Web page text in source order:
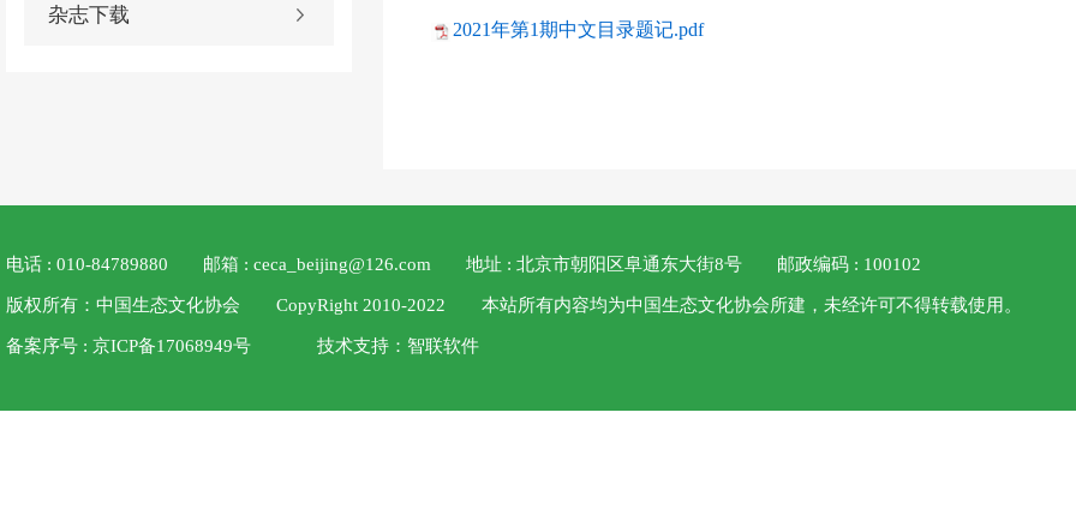
杂志下载
2021年第1期中文目录题记.pdf
电话 : 010-84789880 邮箱 : ceca_beijing@126.com 地址 : 北京市朝阳区阜通东大街8号 邮政编码 : 100102
版权所有：中国生态文化协会 CopyRight 2010-2022 本站所有内容均为中国生态文化协会所建，未经许可不得转载使用。
备案序号 : 京ICP备17068949号 技术支持： 智联软件